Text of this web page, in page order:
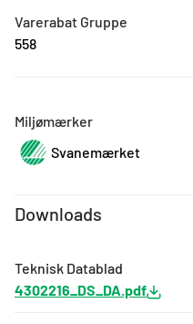
Varerabat Gruppe
558
Miljømærker
Svanemærket
Downloads
Teknisk Datablad
4302216_DS_DA.pdf